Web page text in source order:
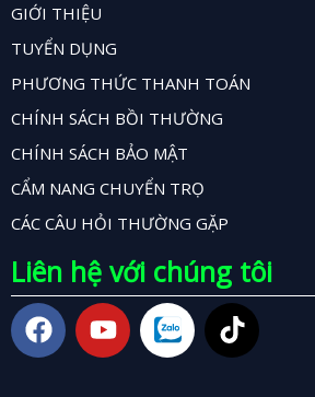
GIỚI THIỆU
TUYỂN DỤNG
PHƯƠNG THỨC THANH TOÁN
CHÍNH SÁCH BỒI THƯỜNG
CHÍNH SÁCH BẢO MẬT
CẨM NANG CHUYỂN TRỌ
CÁC CÂU HỎI THƯỜNG GẶP
Liên hệ với chúng tôi
F
a
c
Y
o
u
T
i
k